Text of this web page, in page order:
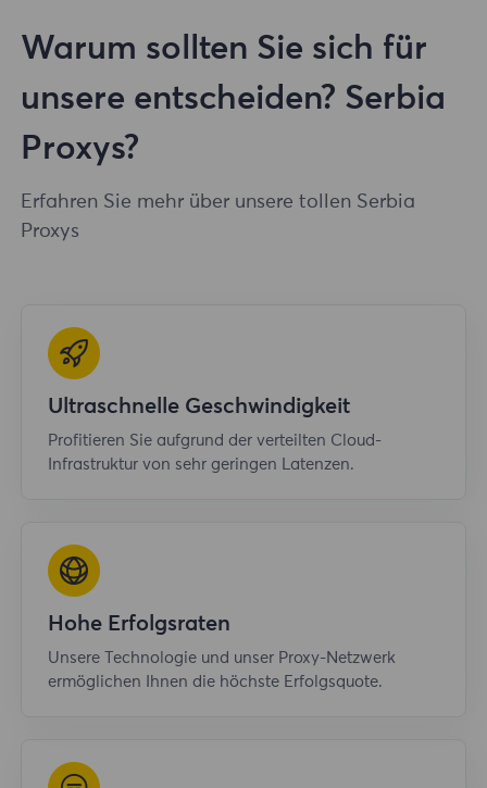
Warum sollten Sie sich für
unsere entscheiden? Serbia
Proxys?
Erfahren Sie mehr über unsere tollen Serbia
Proxys
Ultraschnelle Geschwindigkeit
Profitieren Sie aufgrund der verteilten Cloud-
Infrastruktur von sehr geringen Latenzen.
Hohe Erfolgsraten
Unsere Technologie und unser Proxy-Netzwerk
ermöglichen Ihnen die höchste Erfolgsquote.